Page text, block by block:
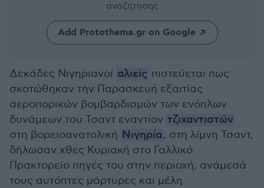
αναζήτησης
Add Protothema.gr on Google
Δεκάδες Nιγηριανοί αλιείς πιστεύεται πως
σκοτώθηκαν την Παρασκευή εξαιτίας
αεροπορικών βομβαρδισμών των ενόπλων
δυνάμεων του Τσαντ εναντίον τζιχαντιστών
στη βορειοανατολική Νιγηρία, στη λίμνη Τσαντ,
δήλωσαν χθες Κυριακή στο Γαλλικό
Πρακτορείο πηγές του στην περιοχή, ανάμεσά
τους αυτόπτες μάρτυρες και μέλη